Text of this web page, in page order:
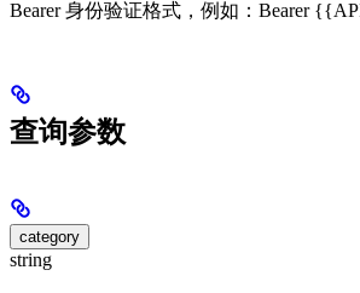
Bearer 身份验证格式，例如：Bearer
查询参数
category
string